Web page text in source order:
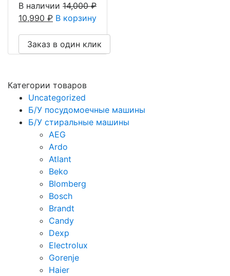
В наличии 14,000₽
10,990 ₽ В корзину
Заказ в один клик
Категории товаров
Uncategorized
Б/У посудомоечные машины
Б/У стиральные машины
AEG
Ardo
Atlant
Beko
Blomberg
Bosch
Brandt
Candy
Dexp
Electrolux
Gorenje
Haier